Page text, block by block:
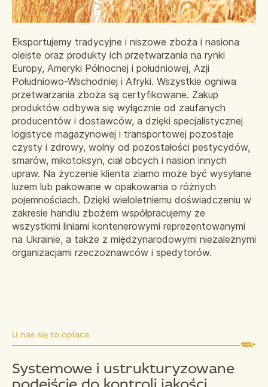
Eksportujemy tradycyjne i niszowe zboża i nasiona
oleiste oraz produkty ich przetwarzania na rynki
Europy, Ameryki Północnej i południowej, Azji
Południowo-Wschodniej i Afryki. Wszystkie ogniwa
przetwarzania zboża są certyfikowane. Zakup
produktów odbywa się wyłącznie od zaufanych
producentów i dostawców, a dzięki specjalistycznej
logistyce magazynowej i transportowej pozostaje
czysty i zdrowy, wolny od pozostałości pestycydów,
smarów, mikotoksyn, ciał obcych i nasion innych
upraw. Na życzenie klienta ziarno może być wysyłane
luzem lub pakowane w opakowania o różnych
pojemnościach. Dzięki wieloletniemu doświadczeniu w
zakresie handlu zbożem współpracujemy ze
wszystkimi liniami kontenerowymi reprezentowanymi
na Ukrainie, a także z międzynarodowymi niezależnymi
organizacjami rzeczoznawców i spedytorów.
U nas się to opłaca
Systemowe i ustrukturyzowane